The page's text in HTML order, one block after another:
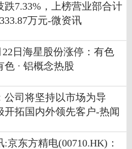
跌7.33%，上榜营业部合计
万元-微资讯
日海星股份涨停：有色
色 · 铝概念热股
公司将坚持以市场为导
开拓国内外领先客户-热闻
:京东方精电(00710.HK)：